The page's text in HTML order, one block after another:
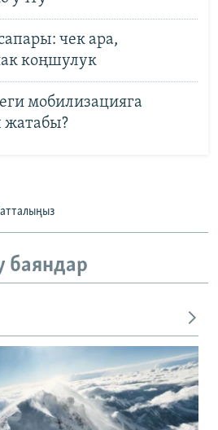
чек ара,
коңшулук
мобилизацияга
жатабы?
баяндар